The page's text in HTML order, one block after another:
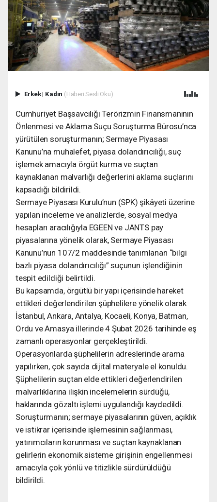
Erkek| Kadın (Haberi Sesli Oku)
Cumhuriyet Başsavcılığı Terörizmin Finansmanının
Önlenmesi ve Aklama Suçu Soruşturma Bürosu’nca
yürütülen soruşturmanın; Sermaye Piyasası
Kanunu’na muhalefet, piyasa dolandırıcılığı, suç
işlemek amacıyla örgüt kurma ve suçtan
kaynaklanan malvarlığı değerlerini aklama suçlarını
kapsadığı bildirildi.
Sermaye Piyasası Kurulu’nun (SPK) şikâyeti üzerine
yapılan inceleme ve analizlerde, sosyal medya
hesapları aracılığıyla EGEEN ve JANTS pay
piyasalarına yönelik olarak, Sermaye Piyasası
Kanunu’nun 107/2 maddesinde tanımlanan “bilgi
bazlı piyasa dolandırıcılığı” suçunun işlendiğinin
tespit edildiği belirtildi.
Bu kapsamda, örgütlü bir yapı içerisinde hareket
ettikleri değerlendirilen şüphelilere yönelik olarak
İstanbul, Ankara, Antalya, Kocaeli, Konya, Batman,
Ordu ve Amasya illerinde 4 Şubat 2026 tarihinde eş
zamanlı operasyonlar gerçekleştirildi.
Operasyonlarda şüphelilerin adreslerinde arama
yapılırken, çok sayıda dijital materyale el konuldu.
Şüphelilerin suçtan elde ettikleri değerlendirilen
malvarlıklarına ilişkin incelemelerin sürdüğü,
haklarında gözaltı işlemi uygulandığı kaydedildi.
Soruşturmanın; sermaye piyasalarının güven, açıklık
ve istikrar içerisinde işlemesinin sağlanması,
yatırımcıların korunması ve suçtan kaynaklanan
gelirlerin ekonomik sisteme girişinin engellenmesi
amacıyla çok yönlü ve titizlikle sürdürüldüğü
bildirildi.